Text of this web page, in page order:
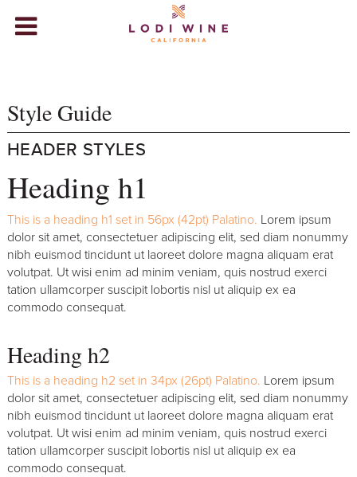
VISIT
ABOUT LODI
WINE STORE
EVENTS
BLOG
VIDEOS
Style Guide
HEADER STYLES
Heading h1
This is a heading h1 set in 56px (42pt) Palatino. Lorem ipsum
dolor sit amet, consectetuer adipiscing elit, sed diam nonummy
nibh euismod tincidunt ut laoreet dolore magna aliquam erat
volutpat. Ut wisi enim ad minim veniam, quis nostrud exerci
tation ullamcorper suscipit lobortis nisl ut aliquip ex ea
commodo consequat.
Heading h2
This is a heading h2 set in 34px (26pt) Palatino. Lorem ipsum
dolor sit amet, consectetuer adipiscing elit, sed diam nonummy
nibh euismod tincidunt ut laoreet dolore magna aliquam erat
volutpat. Ut wisi enim ad minim veniam, quis nostrud exerci
tation ullamcorper suscipit lobortis nisl ut aliquip ex ea
commodo consequat.